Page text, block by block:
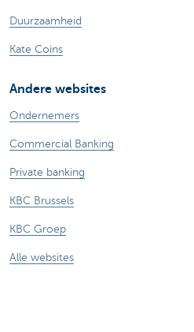
Duurzaamheid
Kate Coins
Andere websites
Ondernemers
Commercial Banking
Private banking
KBC Brussels
KBC Groep
Alle websites